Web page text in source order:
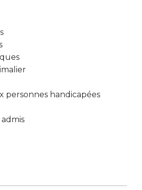
personnes handicapées